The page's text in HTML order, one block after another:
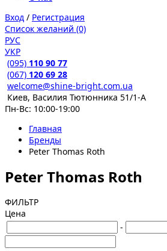
Вход / Регистрация
Список желаний (0)
РУС
УКР
(095) 110 90 77
(067) 120 69 28
welcome@shine-bright.com.ua
Киев, Василия Тютюнника 51/1-А
Пн-Вс: 10:00-19:00
Главная
Бренды
Peter Thomas Roth
Peter Thomas Roth
ФИЛЬТР
Цена
-